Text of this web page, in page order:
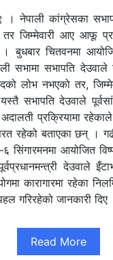
। नेपाली कांग्रेसका
जिम्मेवारी आए आफू
बुधबार चितवनमा
सभामा सभापति
लोभ नभएको तर,
सभापति देउवाले
प्रक्रियामा
रहेको बताएका छन् ।
सिंगारमनमा आयोजित
देउवाले
कारागारमा रहेका
गरिरहेको जानकारी
Read More